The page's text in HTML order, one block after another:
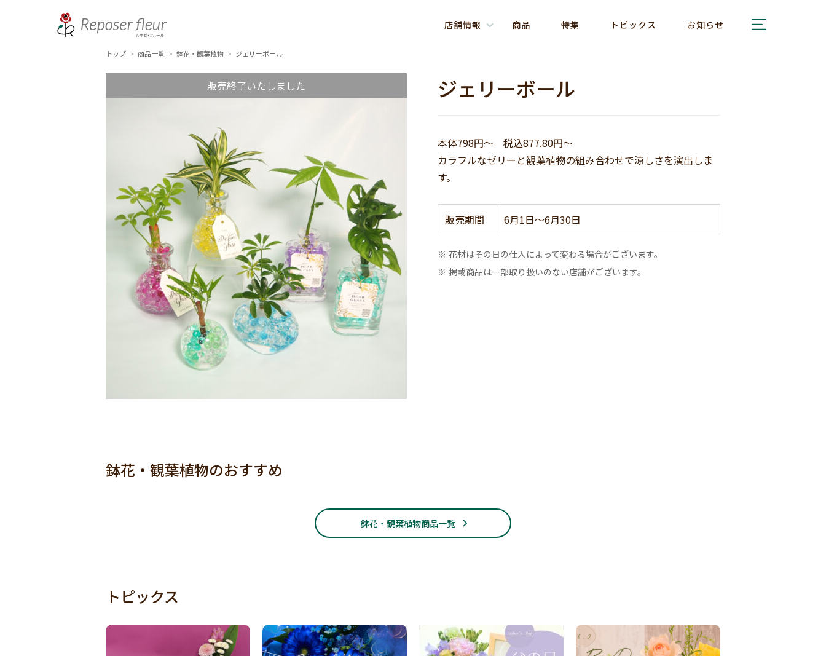
店舗情報 商品 特集 トピックス お知らせ
トップ > 商品一覧 > 鉢花・観葉植物 > ジェリーボール
販売終了いたしました ジェリーボール
本体798円～ 税込877.80円～
カラフルなゼリーと観葉植物の組み合わせで涼しさを演出しま
す。
販売期間 6月1日～6月30日
※ 花材はその日の仕入によって変わる場合がございます。
※ 掲載商品は一部取り扱いのない店舗がございます。
鉢花・観葉植物のおすすめ
鉢花・観葉植物商品一覧
トピックス